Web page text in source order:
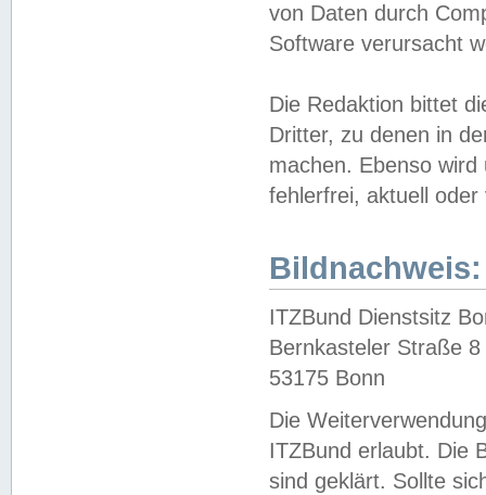
von Daten durch
Software verursacht
Die Redaktion bittet
Dritter, zu denen in
machen. Ebenso
fehlerfrei, aktuell oder
Bildnachweis:
ITZBund Dienstsitz
Bernkasteler Straße 8
53175 Bonn
Die
ITZBund erlaubt. Die
sind geklärt. Sollte